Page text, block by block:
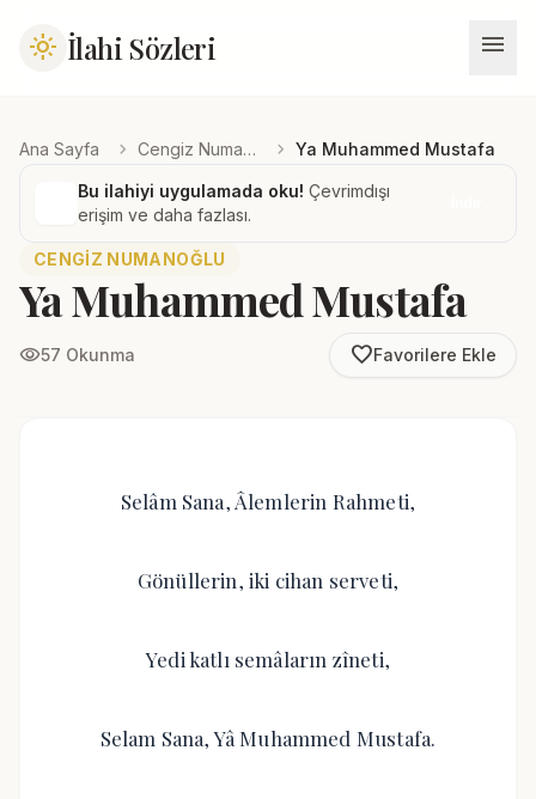
light_mode İlahi Sözleri menu
Ana Sayfa chevron_right Cengiz Numanoğlu chevron_right Ya Muhammed Mustafa
Bu ilahiyi uygulamada oku! Çevrimdışı
erişim ve daha fazlası.
CENGIZ NUMANOĞLU
Ya Muhammed Mustafa
visibility57 Okunma favorite_borderFavorilere Ekle
Selâm Sana, Âlemlerin Rahmeti,
Gönüllerin, iki cihan serveti,
Yedi katlı semâların zîneti,
Selam Sana, Yâ Muhammed Mustafa.